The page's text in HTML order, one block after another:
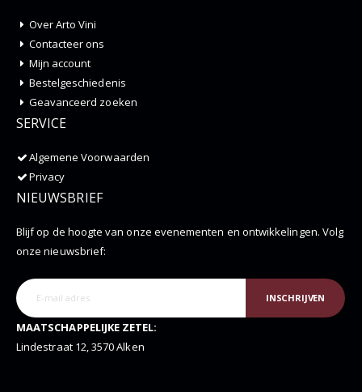
Over Arto Vini
Contacteer ons
Mijn account
Bestelgeschiedenis
Geavanceerd zoeken
SERVICE
Algemene Voorwaarden
Privacy
NIEUWSBRIEF
Blijf op de hoogte van onze evenementen en ontwikkelingen. Volg
onze nieuwsbrief:
INSCHRIJVEN
MAATSCHAPPELIJKE ZETEL:
Lindestraat 12, 3570 Alken